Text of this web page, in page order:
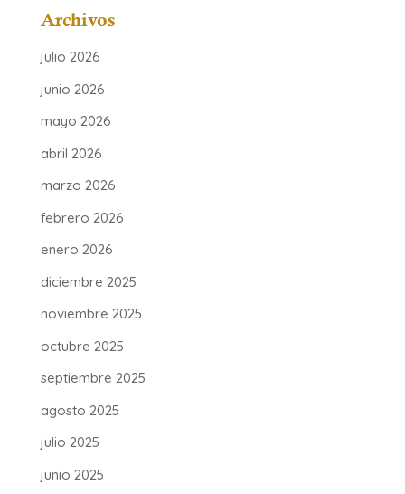
Archivos
julio 2026
junio 2026
mayo 2026
abril 2026
marzo 2026
febrero 2026
enero 2026
diciembre 2025
noviembre 2025
octubre 2025
septiembre 2025
agosto 2025
julio 2025
junio 2025